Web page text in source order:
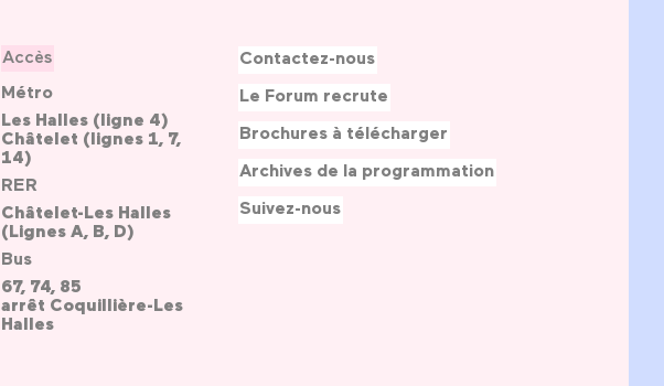
Accès
Métro
Les Halles (ligne 4)
Châtelet (lignes 1, 7,
14)
RER
Châtelet-Les Halles
(Lignes A, B, D)
Bus
67, 74, 85
arrêt Coquillière-Les
Halles
Contactez-nous
Le Forum recrute
Brochures à télécharger
Archives de la programmation
Suivez-nous